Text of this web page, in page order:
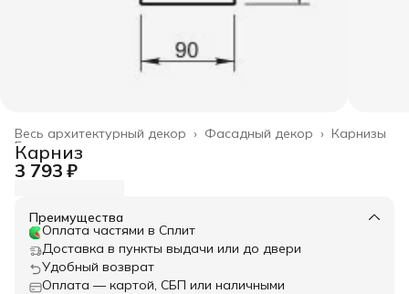
Карнизы
Фасадный декор ›
Весь архитектурный декор ›
Главная ›
Карниз
3 793 ₽
Преимущества
Оплата частями в Сплит
Доставка в пункты выдачи или до двери
Удобный возврат
Оплата — картой, СБП или наличными